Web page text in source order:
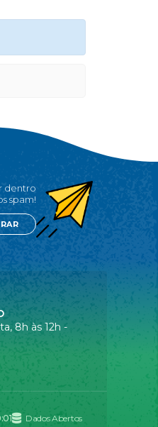
8h às 12h -
dentro
spam!
Dados Abertos